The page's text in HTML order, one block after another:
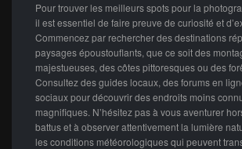
Pour trouver les meilleurs spots pour la
il est essentiel de faire preuve de curiosité et
Commencez par rechercher des destinations
paysages époustouflants, que ce soit des
majestueuses, des côtes pittoresques ou des
Consultez des guides locaux, des forums en
sociaux pour découvrir des endroits moins
magnifiques. N’hésitez pas à vous aventurer
battus et à observer attentivement la lumière
les conditions météorologiques qui peuvent